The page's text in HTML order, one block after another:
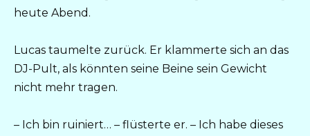
heute Abend.
Lucas taumelte zurück. Er klammerte sich an das
DJ-Pult, als könnten seine Beine sein Gewicht
nicht mehr tragen.
– Ich bin ruiniert… – flüsterte er. – Ich habe dieses